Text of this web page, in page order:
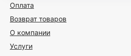
Оплата
Возврат товаров
О компании
Услуги